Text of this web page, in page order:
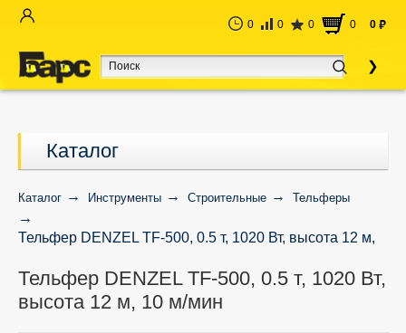
0 0 0 0 0 руб
Каталог
Каталог Инструменты Строительные Тельферы
Тельфер DENZEL TF-500, 0.5 т, 1020 Вт, высота 12 м,
Тельфер DENZEL TF-500, 0.5 т, 1020 Вт,
высота 12 м, 10 м/мин